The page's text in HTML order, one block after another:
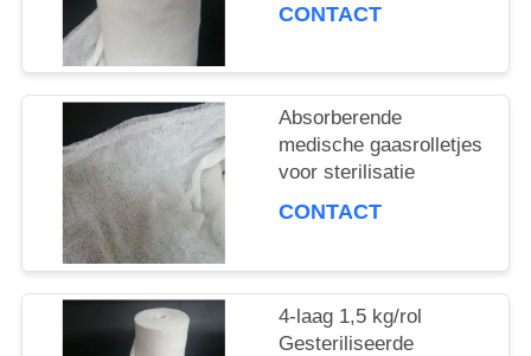
CONTACT
Absorberende
medische gaasrolletjes
voor sterilisatie
CONTACT
4-laag 1,5 kg/rol
Gesteriliseerde